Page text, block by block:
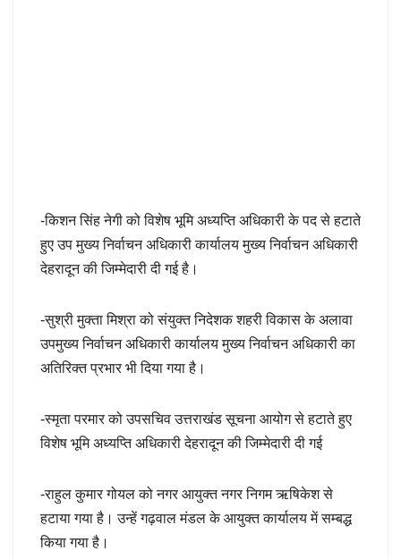
-किशन सिंह नेगी को विशेष भूमि अध्यप्ति अधिकारी के पद से हटाते
हुए उप मुख्य निर्वाचन अधिकारी कार्यालय मुख्य निर्वाचन अधिकारी
देहरादून की जिम्मेदारी दी गई है।
-सुश्री मुक्ता मिश्रा को संयुक्त निदेशक शहरी विकास के अलावा
उपमुख्य निर्वाचन अधिकारी कार्यालय मुख्य निर्वाचन अधिकारी का
अतिरिक्त प्रभार भी दिया गया है।
-स्मृता परमार को उपसचिव उत्तराखंड सूचना आयोग से हटाते हुए
विशेष भूमि अध्यप्ति अधिकारी देहरादून की जिम्मेदारी दी गई
-राहुल कुमार गोयल को नगर आयुक्त नगर निगम ऋषिकेश से
हटाया गया है। उन्हें गढ़वाल मंडल के आयुक्त कार्यालय में सम्बद्ध
किया गया है।